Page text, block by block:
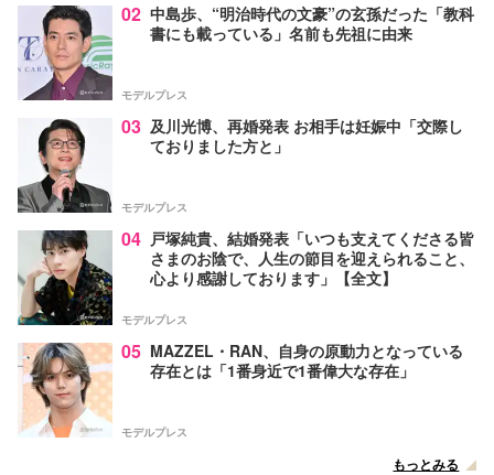
02 中島歩、“明治時代の文豪”の玄孫だった「教科
書にも載っている」名前も先祖に由来
モデルプレス
03 及川光博、再婚発表 お相手は妊娠中「交際し
ておりました方と」
モデルプレス
04 戸塚純貴、結婚発表「いつも支えてくださる皆
さまのお陰で、人生の節目を迎えられること、
心より感謝しております」【全文】
モデルプレス
05 MAZZEL・RAN、自身の原動力となっている
存在とは「1番身近で1番偉大な存在」
モデルプレス
もっとみる